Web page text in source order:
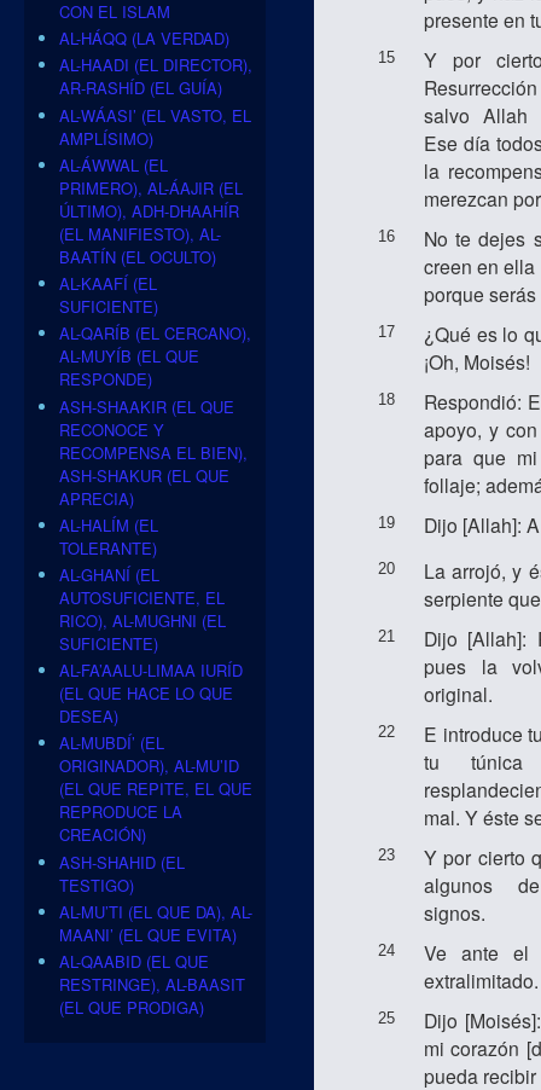
presente en
15
Y por
salvo Allah
Ese día
la
merezcan
16
No te dejes
creen en
porque
17
¿Qué es lo
¡Oh, Moisés!
18
Respondió:
apoyo, y
para que
follaje;
19 Dijo [Allah]:
20
La arrojó, y
serpiente
21
Dijo [Allah]:
pues la
original.
22
E introduce
tu túnica
mal. Y éste
23
Y por cierto
algunos
signos.
24
Ve ante el
extralimitado.
25
Dijo
mi corazón
pueda
CON EL ISLAM
AL-HÁQQ (LA VERDAD)
AL-HAADI (EL DIRECTOR),
AR-RASHÍD (EL GUÍA)
AL-WÁASI’ (EL VASTO, EL
AMPLÍSIMO)
AL-ÁWWAL (EL
PRIMERO), AL-ÁAJIR (EL
ÚLTIMO), ADH-DHAAHÍR
(EL MANIFIESTO), AL-
BAATÍN (EL OCULTO)
AL-KAAFÍ (EL
SUFICIENTE)
AL-QARÍB (EL CERCANO),
AL-MUYÍB (EL QUE
RESPONDE)
ASH-SHAAKIR (EL QUE
RECONOCE Y
RECOMPENSA EL BIEN),
ASH-SHAKUR (EL QUE
APRECIA)
AL-HALÍM (EL
TOLERANTE)
AL-GHANÍ (EL
AUTOSUFICIENTE, EL
RICO), AL-MUGHNI (EL
SUFICIENTE)
AL-FA’AALU-LIMAA IURÍD
(EL QUE HACE LO QUE
DESEA)
AL-MUBDÍ’ (EL
ORIGINADOR), AL-MU’ID
(EL QUE REPITE, EL QUE
REPRODUCE LA
CREACIÓN)
ASH-SHAHID (EL
TESTIGO)
AL-MU’TI (EL QUE DA), AL-
MAANI’ (EL QUE EVITA)
AL-QAABID (EL QUE
RESTRINGE), AL-BAASIT
(EL QUE PRODIGA)